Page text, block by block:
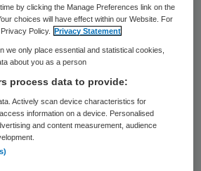
band met de ouder of
en met de
zorg en werk. Bovendien
mantelzorgers pas laat,
hulp. Resultaat: “Van veel
wij spraken is niet veel
Zij zitten
aan hun taks en zien
by clicking the Manage Preferences link on the
choices will have effect within our Website. For
Policy.
Privacy Statement
we only place essential and statistical cookies,
about you as a person
process data to provide:
Actively scan device characteristics for
information on a device. Personalised
and content measurement, audience